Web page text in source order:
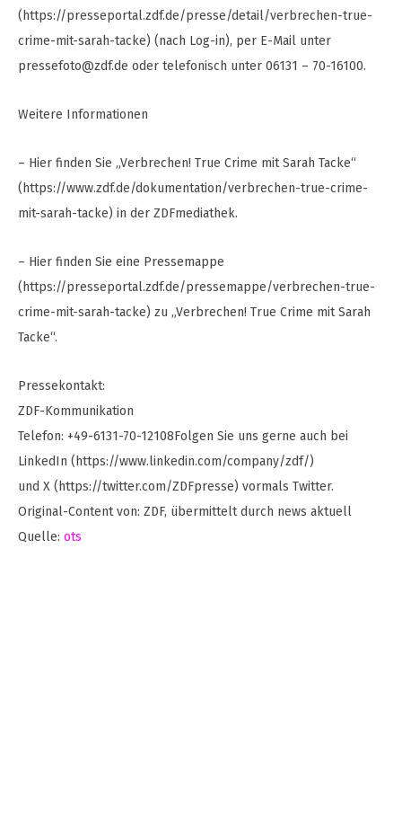
(https://presseportal.zdf.de/presse/detail/verbrechen-true-
crime-mit-sarah-tacke) (nach Log-in), per E-Mail unter
pressefoto@zdf.de oder telefonisch unter 06131 – 70-16100.
Weitere Informationen
– Hier finden Sie „Verbrechen! True Crime mit Sarah Tacke“
(https://www.zdf.de/dokumentation/verbrechen-true-crime-
mit-sarah-tacke) in der ZDFmediathek.
– Hier finden Sie eine Pressemappe
(https://presseportal.zdf.de/pressemappe/verbrechen-true-
crime-mit-sarah-tacke) zu „Verbrechen! True Crime mit Sarah
Tacke“.
Pressekontakt:
ZDF-Kommunikation
Telefon: +49-6131-70-12108Folgen Sie uns gerne auch bei
LinkedIn (https://www.linkedin.com/company/zdf/)
und X (https://twitter.com/ZDFpresse) vormals Twitter.
Original-Content von: ZDF, übermittelt durch news aktuell
Quelle: ots